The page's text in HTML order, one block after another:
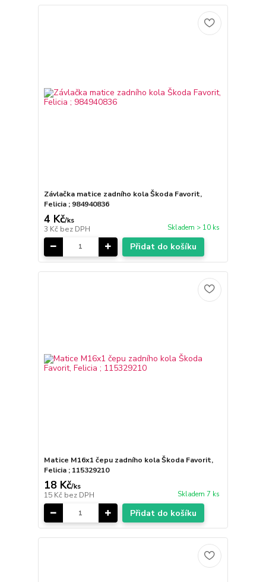
Závlačka matice zadního kola Škoda Favorit,
Felicia ; 984940836
4 Kč/ks
3 Kč bez DPH Skladem > 10 ks
Přidat do košíku
Matice M16x1 čepu zadního kola Škoda Favorit,
Felicia ; 115329210
18 Kč/ks
15 Kč bez DPH Skladem 7 ks
Přidat do košíku